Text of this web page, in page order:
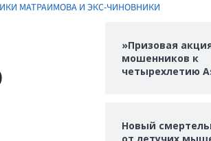
МАТРАИМОВА И ЭКС-ЧИНОВНИКИ
»Призовая
мошенников к
четырехлетию
Новый